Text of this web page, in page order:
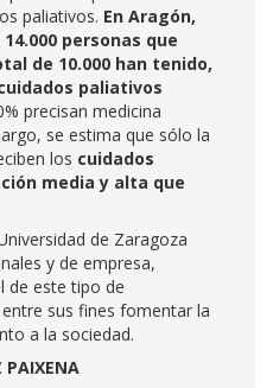
paliativos. En Aragón,
personas que
de 10.000 han tenido,
paliativos
precisan medicina
se estima que sólo la
los cuidados
media y alta que
de Zaragoza
y de empresa,
de este tipo de
sus fines fomentar la
a la sociedad.